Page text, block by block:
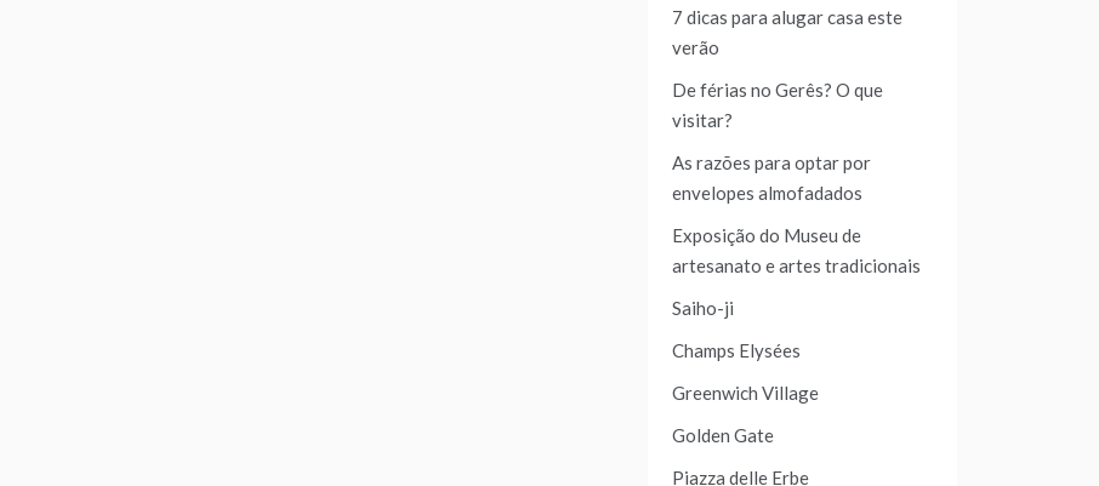
7 dicas para alugar casa este
verão
De férias no Gerês? O que
visitar?
As razões para optar por
envelopes almofadados
Exposição do Museu de
artesanato e artes tradicionais
Saiho-ji
Champs Elysées
Greenwich Village
Golden Gate
Piazza delle Erbe